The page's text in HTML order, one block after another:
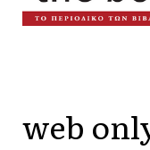
web